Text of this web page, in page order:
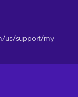
us/support/my-